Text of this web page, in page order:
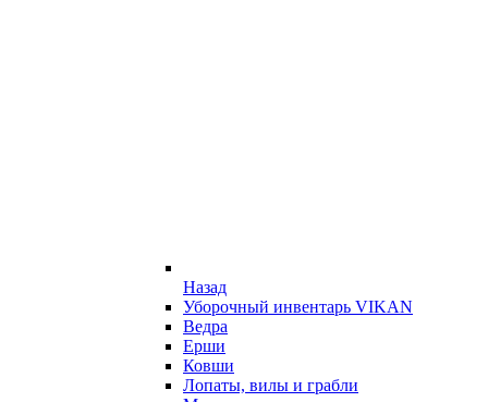
Назад
Уборочный инвентарь VIKAN
Ведра
Ерши
Ковши
Лопаты, вилы и грабли